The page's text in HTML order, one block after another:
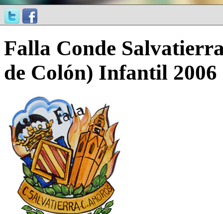
Falla Conde
de Colón) Infantil 2006